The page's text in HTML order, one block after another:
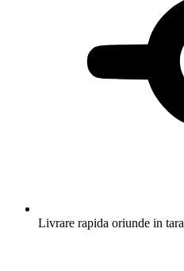
Livrare rapida oriunde in tara